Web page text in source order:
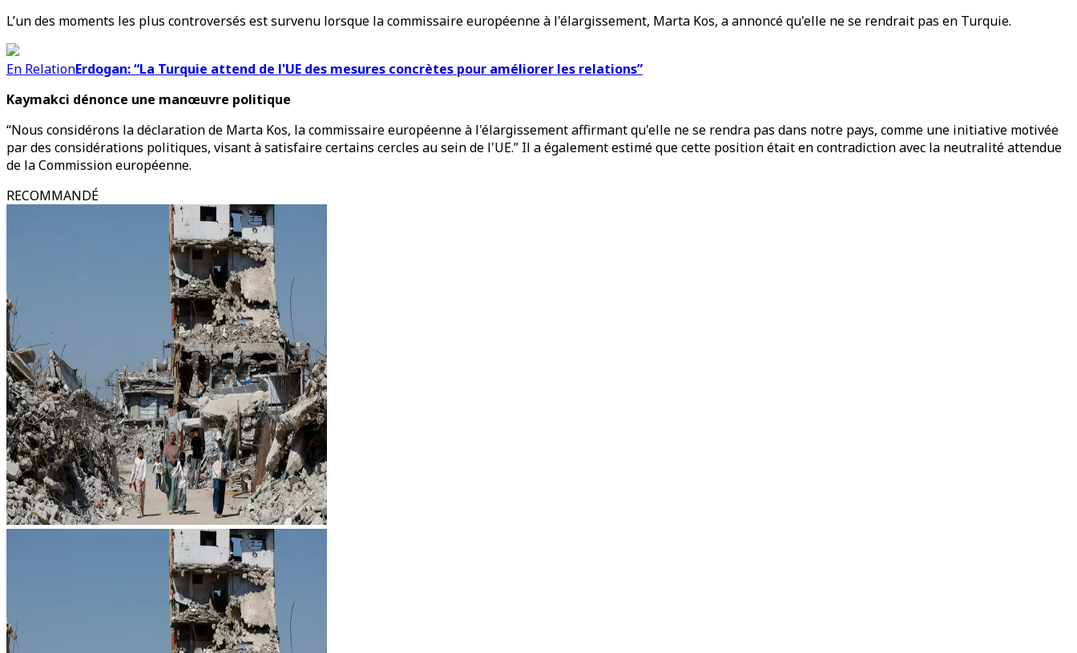
L’un des moments les plus controversés est survenu lorsque la commissaire européenne à l'élargissement, Marta Kos, a annoncé qu'elle ne se rendrait pas en Turquie.
En RelationErdogan: “La Turquie attend de l'UE des mesures concrètes pour améliorer les relations”
Kaymakci dénonce une manœuvre politique
“Nous considérons la déclaration de Marta Kos, la commissaire européenne à l'élargissement affirmant qu'elle ne se rendra pas dans notre pays, comme une initiative motivée
par des considérations politiques, visant à satisfaire certains cercles au sein de l'UE.” Il a également estimé que cette position était en contradiction avec la neutralité attendue
de la Commission européenne.
RECOMMANDÉ